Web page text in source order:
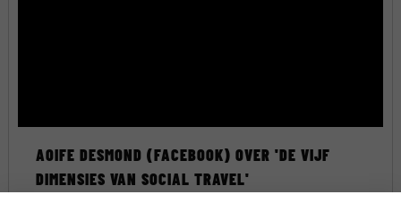
AOIFE DESMOND (FACEBOOK) OVER 'DE VIJF
DIMENSIES VAN SOCIAL TRAVEL'